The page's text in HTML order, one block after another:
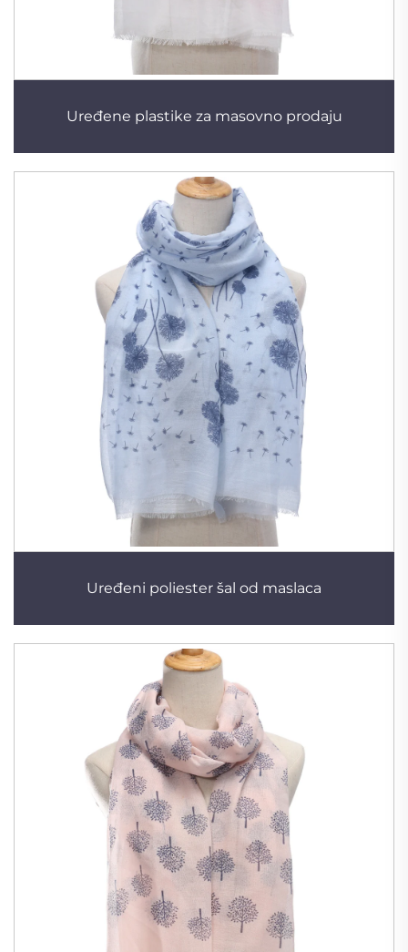
Uređene plastike za masovno prodaju
Uređeni poliester šal od maslaca